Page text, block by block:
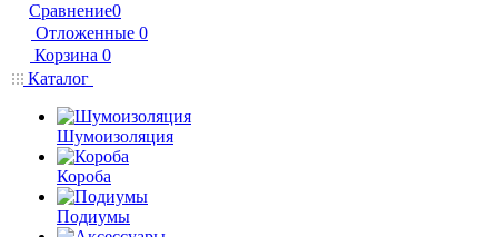
Сравнение0
Отложенные 0
Корзина 0
Каталог
Шумоизоляция
Короба
Подиумы